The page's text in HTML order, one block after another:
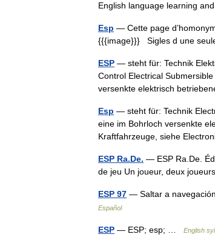
English language learning
Esp — Cette page
{{{image}}} Sigles d une
ESP — steht für: Technik
Control Electrical
versenkte elektrisch
Esp — steht für: Technik
eine im Bohrloch versenkte
Kraftfahrzeuge, siehe
ESP Ra.De. — ESP Ra.De.
de jeu Un joueur, deux
ESP 97 — Saltar a
Español
ESP — ESP; esp; … English